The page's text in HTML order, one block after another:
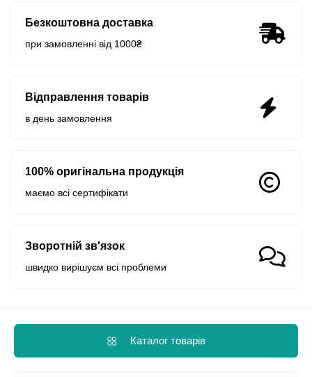
Безкоштовна доставка
при замовленні від 1000₴
Відправлення товарів
в день замовлення
100% оригінальна продукція
маємо всі сертифікати
Зворотній зв'язок
швидко вирішуєм всі проблеми
Каталог товарів